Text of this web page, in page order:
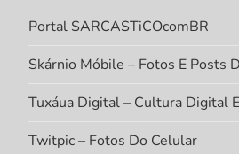
Portal SARCASTiCOcomBR
Skárnio Móbile – Fotos E Posts
Tuxáua Digital – Cultura Digital
Twitpic – Fotos Do Celular